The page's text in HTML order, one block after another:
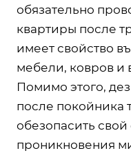
обязательно
квартиры после
имеет свойство
мебели, ковров и
Помимо этого,
после покойника
обезопасить
проникновения